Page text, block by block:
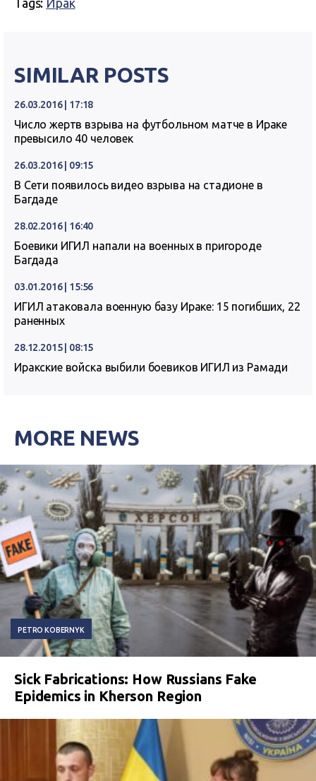
Tags: Ирак
SIMILAR POSTS
26.03.2016 | 17:18
Число жертв взрыва на футбольном матче в Ираке
превысило 40 человек
26.03.2016 | 09:15
В Сети появилось видео взрыва на стадионе в
Багдаде
28.02.2016 | 16:40
Боевики ИГИЛ напали на военных в пригороде
Багдада
03.01.2016 | 15:56
ИГИЛ атаковала военную базу Ираке: 15 погибших, 22
раненных
28.12.2015 | 08:15
Иракские войска выбили боевиков ИГИЛ из Рамади
MORE NEWS
PETRO KOBERNYK
Sick Fabrications: How Russians Fake
Epidemics in Kherson Region